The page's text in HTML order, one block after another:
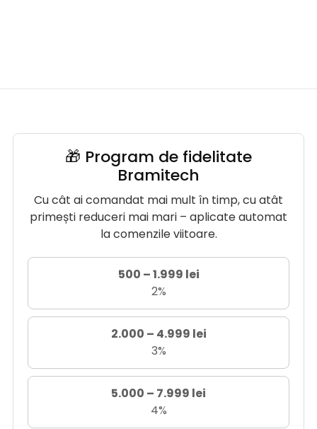
🎁 Program de fidelitate
Bramitech
Cu cât ai comandat mai mult în timp, cu atât
primești reduceri mai mari – aplicate automat
la comenzile viitoare.
500 – 1.999 lei
2%
2.000 – 4.999 lei
3%
5.000 – 7.999 lei
4%